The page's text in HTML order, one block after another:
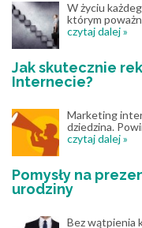
W życiu
którym
czytaj dalej »
Jak skutecznie
Internecie?
Marketing
dziedzina.
czytaj dalej »
Pomysły na
urodziny
Bez wątpienia